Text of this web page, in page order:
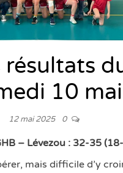
résultats
10 mai
12 mai 2025 0
– Lévezou : 32-35
mais difficile d’y